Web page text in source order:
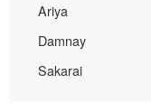
Ariya
Damnay
Sakarai